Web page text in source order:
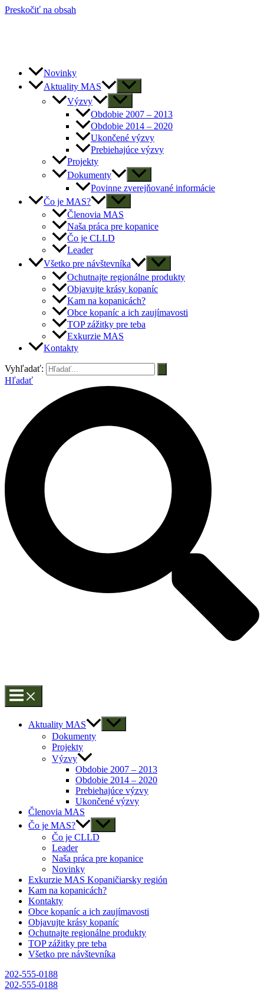
Preskočiť na obsah
Novinky
Aktuality MAS
Výzvy
Obdobie 2007 – 2013
Obdobie 2014 – 2020
Ukončené výzvy
Prebiehajúce výzvy
Projekty
Dokumenty
Povinne zverejňované informácie
Čo je MAS?
Členovia MAS
Naša práca pre kopanice
Čo je CLLD
Leader
Všetko pre návštevníka
Ochutnajte regionálne produkty
Objavujte krásy kopaníc
Kam na kopanicách?
Obce kopaníc a ich zaujímavosti
TOP zážitky pre teba
Exkurzie MAS
Kontakty
Vyhľadať:
Hľadať
Aktuality MAS
Dokumenty
Projekty
Výzvy
Obdobie 2007 – 2013
Obdobie 2014 – 2020
Prebiehajúce výzvy
Ukončené výzvy
Členovia MAS
Čo je MAS?
Čo je CLLD
Leader
Naša práca pre kopanice
Novinky
Exkurzie MAS Kopaničiarsky región
Kam na kopanicách?
Kontakty
Obce kopaníc a ich zaujímavosti
Objavujte krásy kopaníc
Ochutnajte regionálne produkty
TOP zážitky pre teba
Všetko pre návštevníka
202-555-0188
202-555-0188